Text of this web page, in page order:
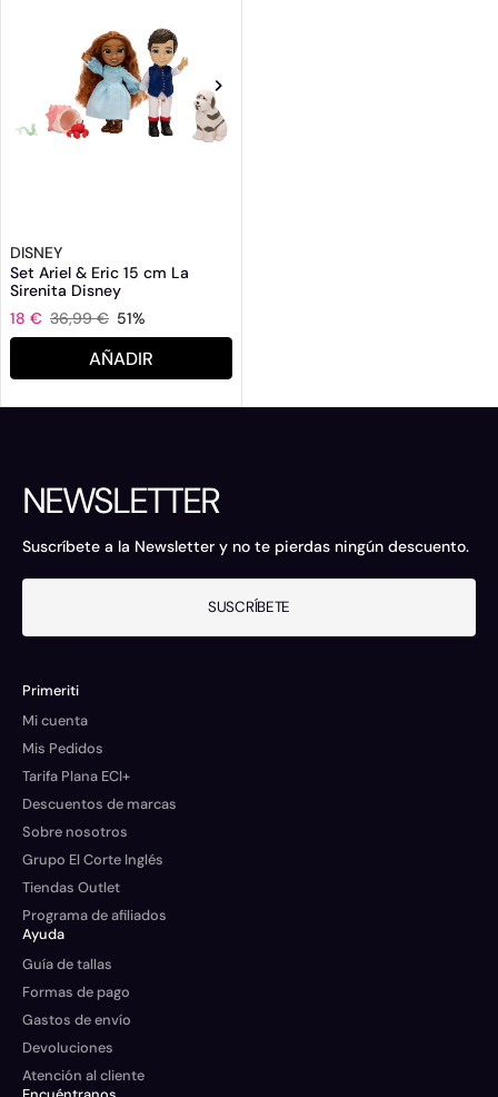
DISNEY
Set Ariel & Eric 15 cm La
Sirenita Disney
18 € 36,99 € 51%
AÑADIR
NEWSLETTER
Suscríbete a la Newsletter y no te pierdas ningún descuento.
SUSCRÍBETE
Primeriti
Mi cuenta
Mis Pedidos
Tarifa Plana ECI+
Descuentos de marcas
Sobre nosotros
Grupo El Corte Inglés
Tiendas Outlet
Programa de afiliados
Ayuda
Guía de tallas
Formas de pago
Gastos de envío
Devoluciones
Atención al cliente